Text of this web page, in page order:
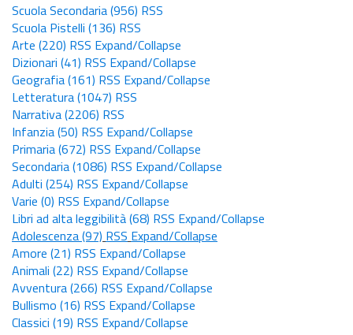
Scuola Secondaria(956) RSS
Scuola Pistelli (136) RSS
Arte (220) RSS Expand/Collapse
Dizionari (41) RSS Expand/Collapse
Geografia(161) RSS Expand/Collapse
Letteratura(1047) RSS
Narrativa(2206) RSS
Infanzia(50) RSS Expand/Collapse
Primaria(672) RSS Expand/Collapse
Secondaria(1086) RSS Expand/Collapse
Adulti (254) RSS Expand/Collapse
Varie (0) RSS Expand/Collapse
Libri ad alta leggibilità(68) RSS Expand/Collapse
Adolescenza(97) RSS Expand/Collapse
Amore (21) RSS Expand/Collapse
Animali (22) RSS Expand/Collapse
Avventura(266) RSS Expand/Collapse
Bullismo (16) RSS Expand/Collapse
Classici (19) RSS Expand/Collapse